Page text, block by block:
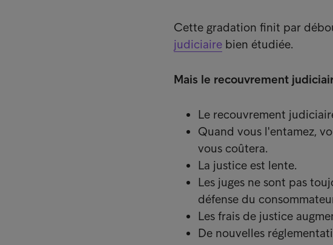
Cette gradation finit par
judiciaire bien étudiée.
Mais le recouvrement
Le recouvrement
Quand vous l'entamez,
vous coûtera.
La justice est lente.
Les juges ne sont pas
défense du
Les frais de justice
De nouvelles